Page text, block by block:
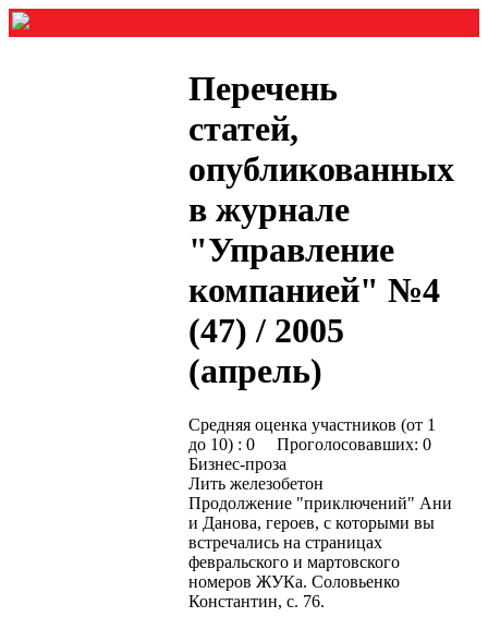
Перечень
статей,
опубликованных
в журнале
"Управление
компанией" №4
(47) / 2005
(апрель)
Средняя оценка участников (от 1
до 10) : 0 Проголосовавших: 0
Бизнес-проза
Лить железобетон
Продолжение "приключений" Ани
и Данова, героев, с которыми вы
встречались на страницах
февральского и мартовского
номеров ЖУКа. Соловьенко
Константин, с. 76.